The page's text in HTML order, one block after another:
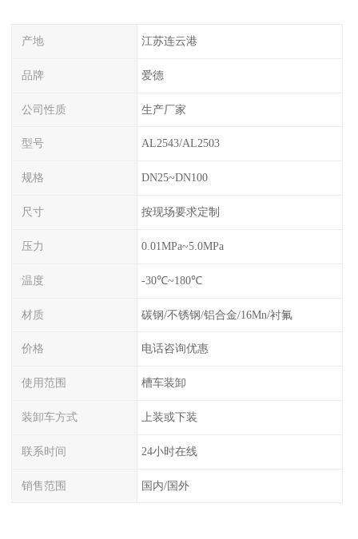
产地 江苏连云港
品牌 爱德
公司性质 生产厂家
型号 AL2543/AL2503
规格 DN25~DN100
尺寸 按现场要求定制
压力 0.01MPa~5.0MPa
温度 -30℃~180℃
材质 碳钢/不锈钢/铝合金/16Mn/衬氟
价格 电话咨询优惠
使用范围 槽车装卸
装卸车方式 上装或下装
联系时间 24小时在线
销售范围 国内/国外